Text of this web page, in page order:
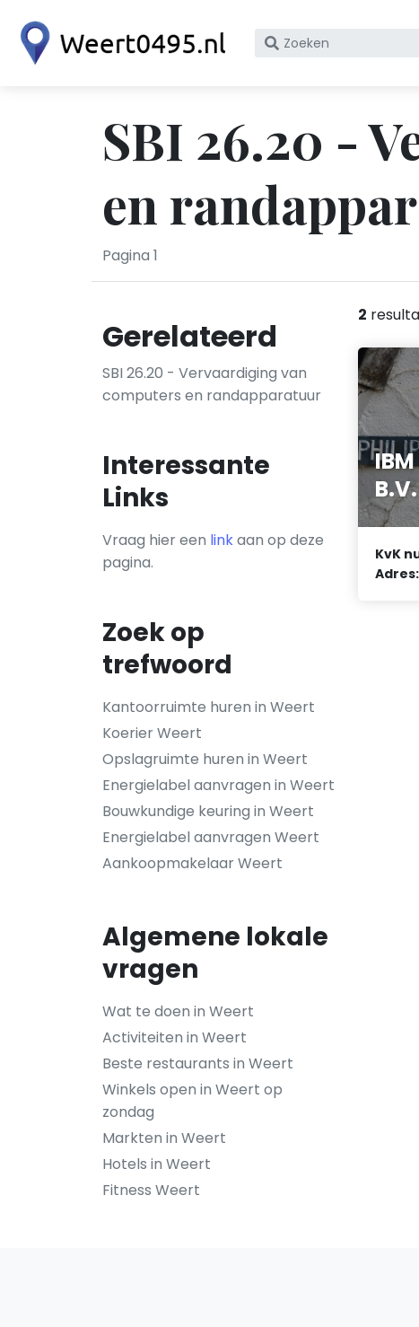
Zoek
KvK
nummer
SBI 26.20 -
en
Pagina 1
Gerelateerd
SBI 26.20 - Vervaardiging van
computers en randapparatuur
Interessante
Links
Vraag hier een linkaan op deze
pagina.
Zoek op
trefwoord
Kantoorruimte huren in Weert
Koerier Weert
Opslagruimte huren in Weert
Energielabel aanvragen in Weert
Bouwkundige keuring in Weert
Energielabel aanvragen Weert
Aankoopmakelaar Weert
Algemene lokale
vragen
Wat te doen in Weert
Activiteiten in Weert
Beste restaurants in Weert
Winkels open in Weert op
zondag
Markten in Weert
Hotels in Weert
Fitness Weert
2
B.V.
KvK
Adres: